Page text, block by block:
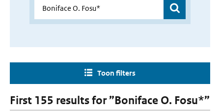
Toon filters
First 155 results for ”Boniface O. Fosu*”